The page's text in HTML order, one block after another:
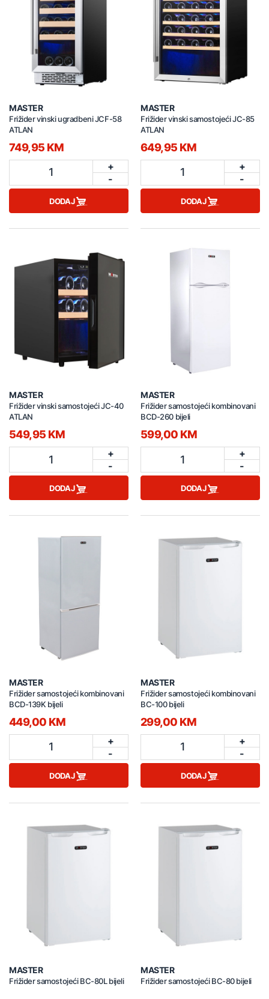
MASTER
Frižider vinski ugradbeni JCF-58
ATLAN
749,95 KM
1
+
-
DODAJ
MASTER
Frižider vinski samostojeći JC-85
ATLAN
649,95 KM
1
+
-
DODAJ
MASTER
Frižider vinski samostojeći JC-40
ATLAN
549,95 KM
1
+
-
DODAJ
MASTER
Frižider samostojeći kombinovani
BCD-260 bijeli
599,00 KM
1
+
-
DODAJ
MASTER
Frižider samostojeći kombinovani
BCD-139K bijeli
449,00 KM
1
+
-
DODAJ
MASTER
Frižider samostojeći kombinovani
BC-100 bijeli
299,00 KM
1
+
-
DODAJ
MASTER
Frižider samostojeći BC-80L bijeli
MASTER
Frižider samostojeći BC-80 bijeli